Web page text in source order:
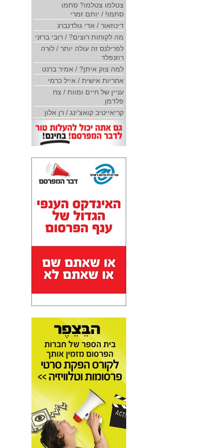
צטלמו צטלמו? סתמו
סתמו! / יותם זמרי
דינוזאור / אדי גולדנברג
מה לקוחות רוצים? / רובי ברזני
לפרילנס זה עולה יותר / לורה
רוזנפלד
למה צוק איתן? / אמיר ברנט
אחריות אישית / אייל כרמי
עניין של חיים ומוות / צח
פלדמן
קריאייטיב קואצ'ינג / רן אלון